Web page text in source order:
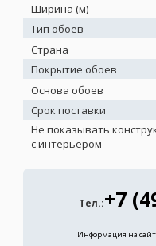
Ширина (м)
Тип обоев
Страна
Покрытие обоев
Основа обоев
Срок поставки
Не показывать
с интерьером
Тел.:+7
Информация на